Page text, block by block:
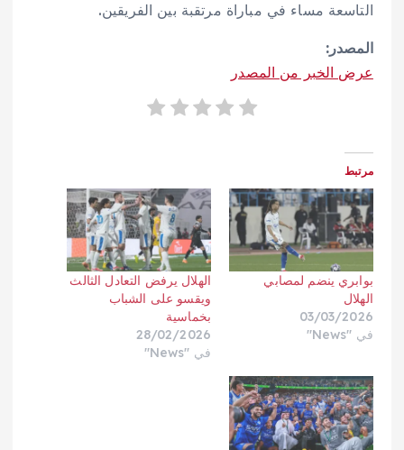
التاسعة مساء في مباراة مرتقبة بين الفريقين. ‬
المصدر:
عرض الخبر من المصدر
مرتبط
بوابري ينضم لمصابي
الهلال
03/03/2026
في "News"
الهلال يرفض التعادل الثالث
ويقسو على الشباب
بخماسية
28/02/2026
في "News"